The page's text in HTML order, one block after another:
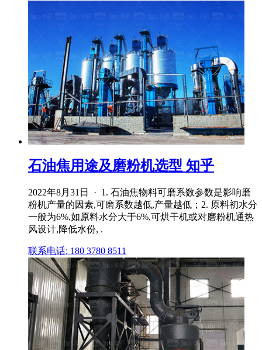
石油焦用途及磨粉机选型 知乎
2022年8月31日 · 1. 石油焦物料可磨系数参数是影响磨
粉机产量的因素,可磨系数越低,产量越低；2. 原料初水分
一般为6%,如原料水分大于6%,可烘干机或对磨粉机通热
风设计,降低水份, .
联系电话: 180 3780 8511